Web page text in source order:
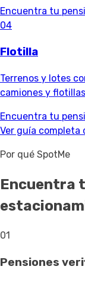
Encuentra tu
04
Flotilla
Terrenos y lotes
camiones y
Encuentra tu
Ver guía completa
Por qué SpotMe
Encuentra
01
Pensiones